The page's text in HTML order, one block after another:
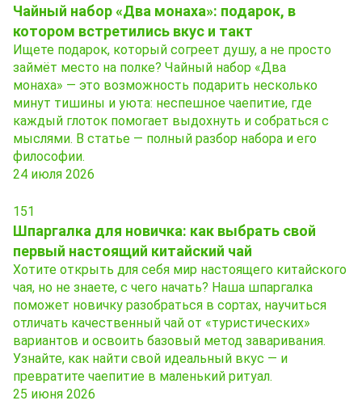
Чайный набор «Два монаха»: подарок, в
котором встретились вкус и такт
Ищете подарок, который согреет душу, а не просто
займёт место на полке? Чайный набор «Два
монаха» — это возможность подарить несколько
минут тишины и уюта: неспешное чаепитие, где
каждый глоток помогает выдохнуть и собраться с
мыслями. В статье — полный разбор набора и его
философии.
24 июля 2026
151
Шпаргалка для новичка: как выбрать свой
первый настоящий китайский чай
Хотите открыть для себя мир настоящего китайского
чая, но не знаете, с чего начать? Наша шпаргалка
поможет новичку разобраться в сортах, научиться
отличать качественный чай от «туристических»
вариантов и освоить базовый метод заваривания.
Узнайте, как найти свой идеальный вкус — и
превратите чаепитие в маленький ритуал.
25 июня 2026